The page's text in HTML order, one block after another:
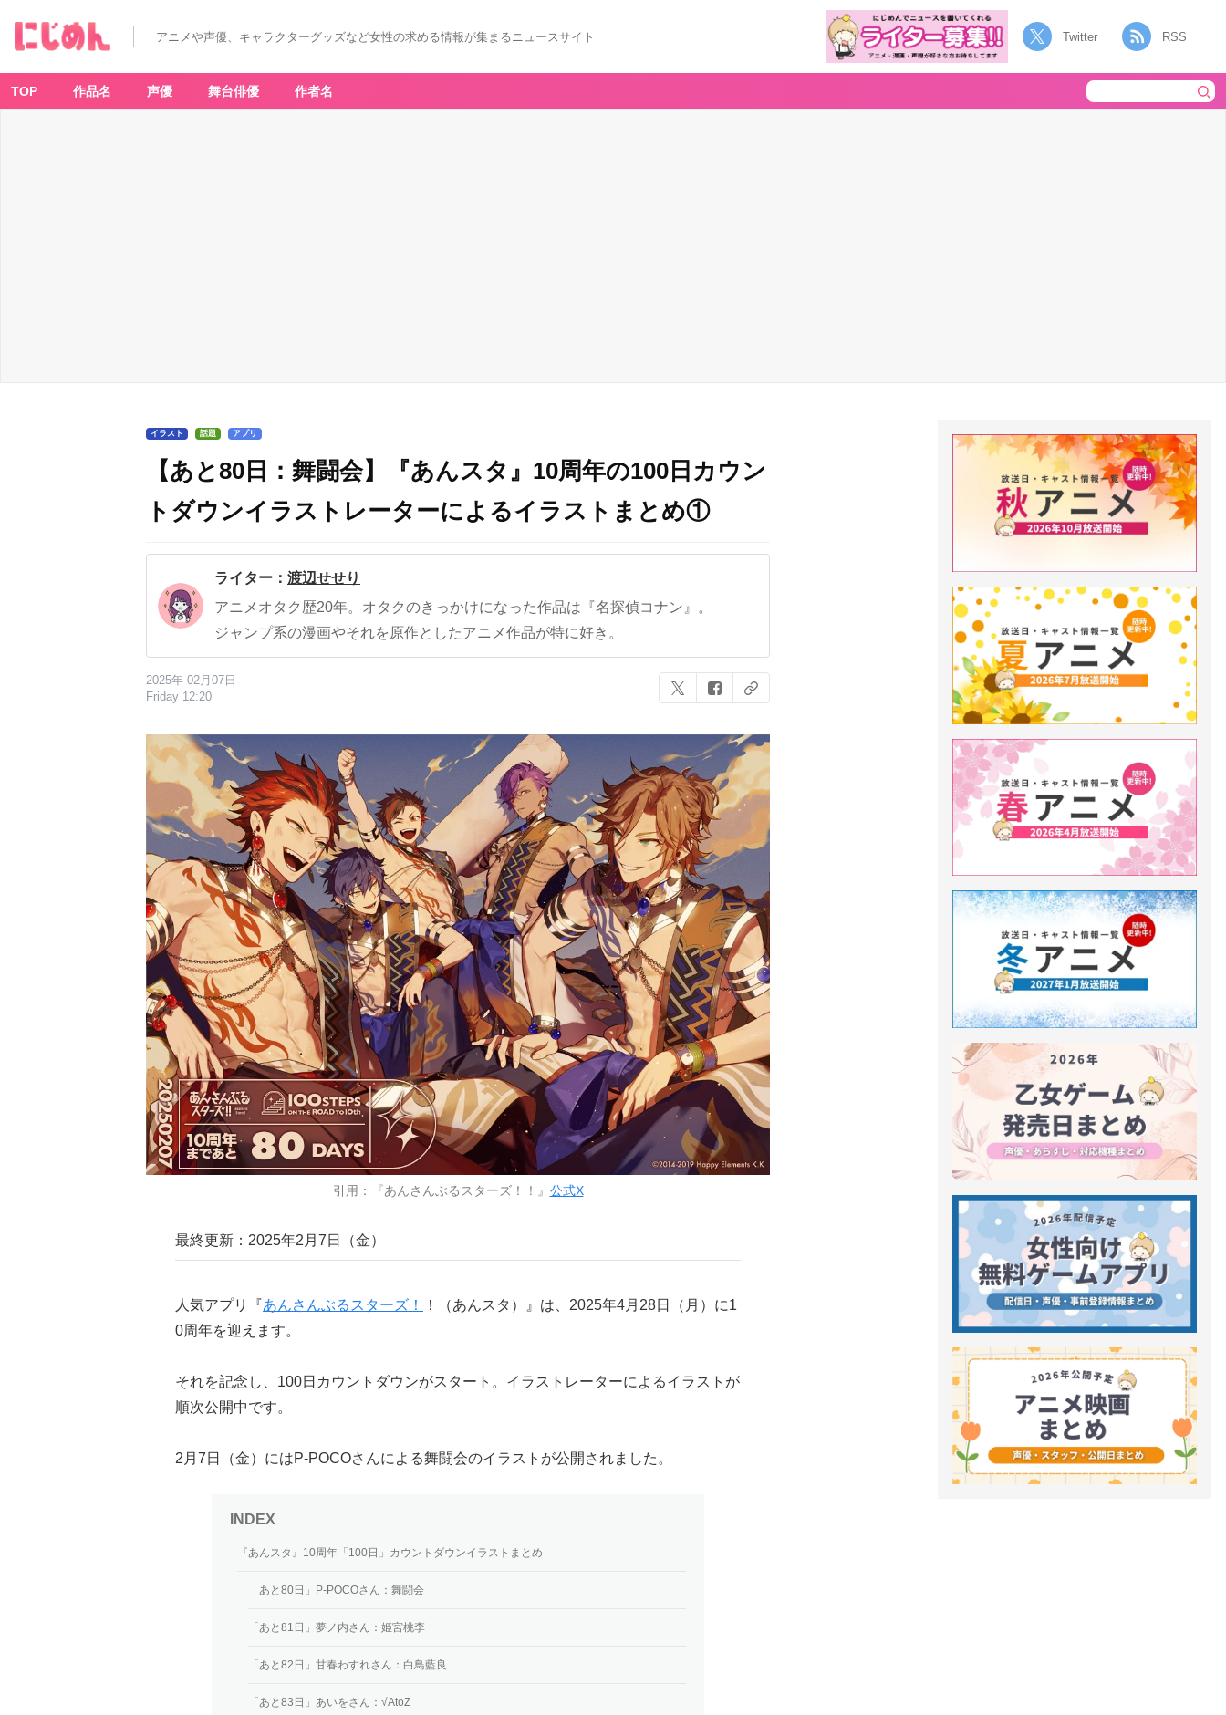
アニメや声優、キャラクターグッズなど女性の求める情報が集まるニュースサイト Twitter RSS
TOP 作品名 声優 舞台俳優 作者名
イラスト 話題 アプリ
【あと80日：舞闘会】『あんスタ』10周年の100日カウン
トダウンイラストレーターによるイラストまとめ①
ライター： 渡辺せせり
アニメオタク歴20年。オタクのきっかけになった作品は『名探偵コナン』。
ジャンプ系の漫画やそれを原作としたアニメ作品が特に好き。
2025年 02月07日
Friday 12:20
引用：『あんさんぶるスターズ！！』 公式X
最終更新：2025年2月7日（金）
人気アプリ『あんさんぶるスターズ！
！（あんスタ）』は、2025年4月28日（月）に1
0周年を迎えます。
それを記念し、100日カウントダウンがスタート。イラストレーターによるイラストが
順次公開中です。
2月7日（金）にはP-POCOさんによる舞闘会のイラストが公開されました。
『あんスタ』10周年「100日」カウントダウンイラストまとめ
「あと80日」P-POCOさん：舞闘会
「あと81日」夢ノ内さん：姫宮桃李
「あと82日」甘春わすれさん：白鳥藍良
「あと83日」あいをさん：√AtoZ